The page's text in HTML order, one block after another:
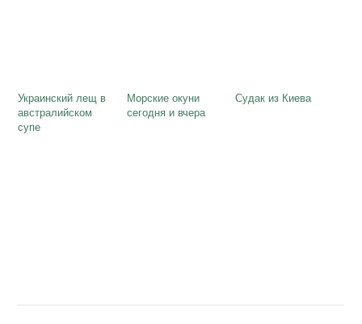
Украинский лещ в
австралийском
супе
Морские окуни
сегодня и вчера
Судак из Киева